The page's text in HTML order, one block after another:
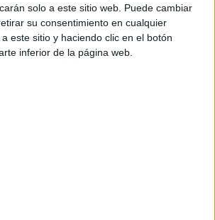
solo a este sitio web. Puede cambiar
su consentimiento en cualquier
este sitio y haciendo clic en el botón
inferior de la página web.